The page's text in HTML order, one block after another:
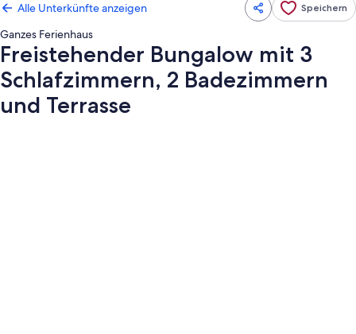
Alle Unterkünfte anzeigen Speichern
Ganzes Ferienhaus
Freistehender Bungalow mit 3
Schlafzimmern, 2 Badezimmern
und Terrasse